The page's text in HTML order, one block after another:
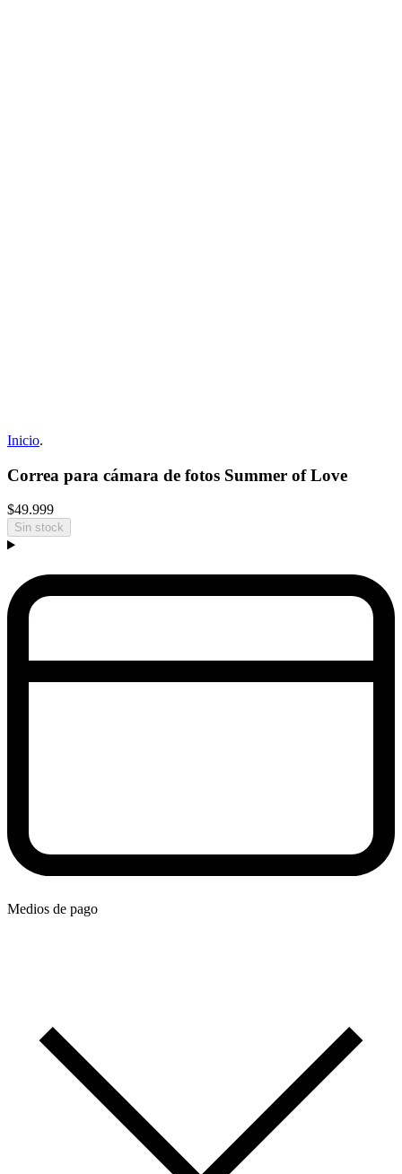
Inicio.
Correa para cámara de fotos Summer of Love
$49.999
Sin stock
Medios de pago